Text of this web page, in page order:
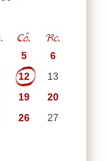
Сб. Вс.
5
6
12
13
19
20
26
27